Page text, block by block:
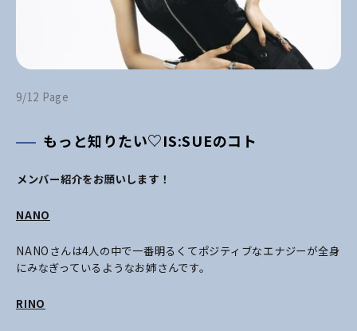
9/12 Page
もっと知りたい♡IS:SUEのコト
――メンバー紹介をお願いします！
NANO
NANOさんは4人の中で一番明るくてポジティブなエナジーが全身
にみなぎっているようなお姉さんです。
RINO